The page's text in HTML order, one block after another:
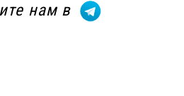
нам в